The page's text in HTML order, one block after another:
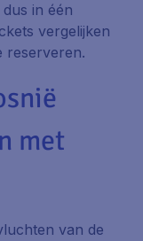
in één
vergelijken
reserveren.
met
van de